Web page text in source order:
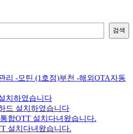
검색
리 -모틴 (1호점)부천 -해외OTA자동
치하였습니다
드 설치하였습니다
합OTT 설치다녀왔습니다.
설치다녀왔습니다.